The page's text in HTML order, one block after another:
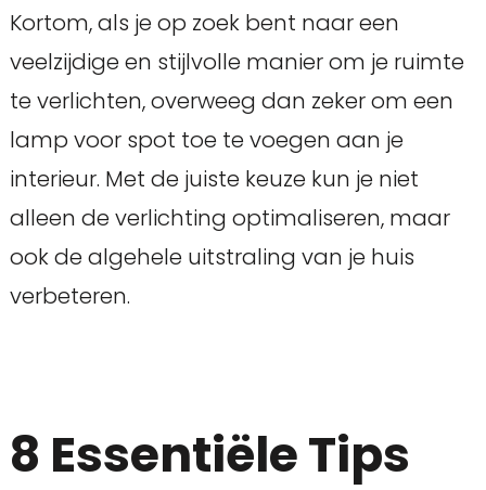
Kortom, als je op zoek bent naar een
veelzijdige en stijlvolle manier om je ruimte
te verlichten, overweeg dan zeker om een
lamp voor spot toe te voegen aan je
interieur. Met de juiste keuze kun je niet
alleen de verlichting optimaliseren, maar
ook de algehele uitstraling van je huis
verbeteren.
8 Essentiële Tips